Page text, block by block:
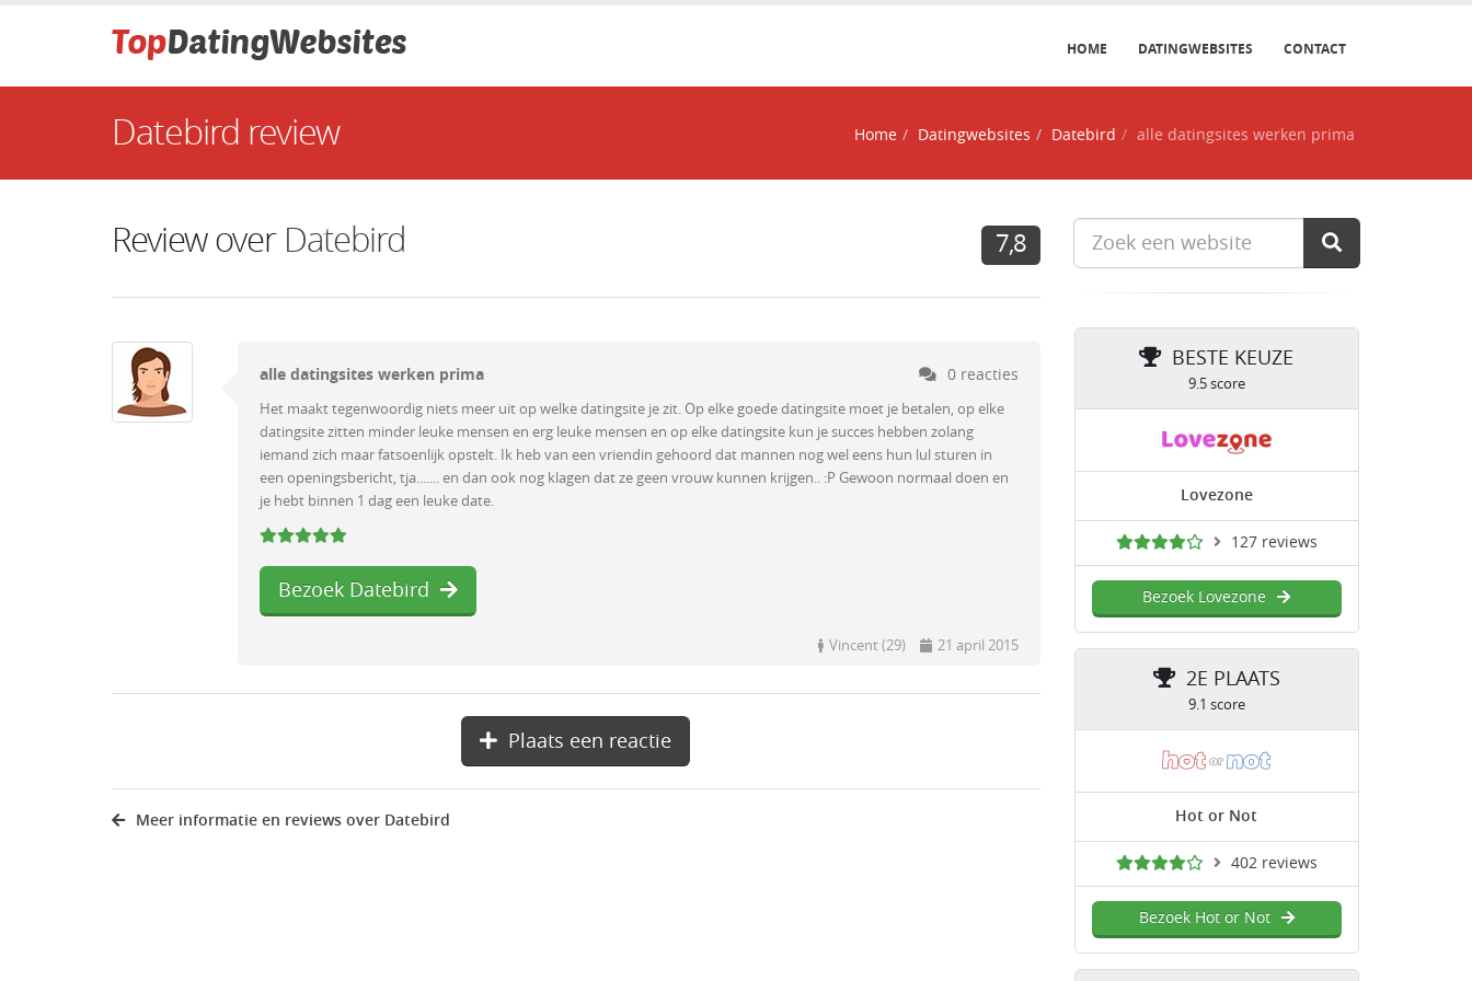
HOME DATINGWEBSITES CONTACT
Datebird review Home Datingwebsites Datebird alle datingsites werken prima
Review over Datebird 7,8
alle datingsites werken prima 0 reacties
Het maakt tegenwoordig niets meer uit op welke datingsite je zit. Op elke goede datingsite moet je betalen, op elke
datingsite zitten minder leuke mensen en erg leuke mensen en op elke datingsite kun je succes hebben zolang
iemand zich maar fatsoenlijk opstelt. Ik heb van een vriendin gehoord dat mannen nog wel eens hun lul sturen in
een openingsbericht, tja....... en dan ook nog klagen dat ze geen vrouw kunnen krijgen.. :P Gewoon normaal doen en
je hebt binnen 1 dag een leuke date.
Bezoek Datebird
Vincent (29) 21 april 2015
Plaats een reactie
Meer informatie en reviews over Datebird
BESTE KEUZE
9.5 score
Lovezone
127 reviews
Bezoek Lovezone
2E PLAATS
9.1 score
Hot or Not
402 reviews
Bezoek Hot or Not